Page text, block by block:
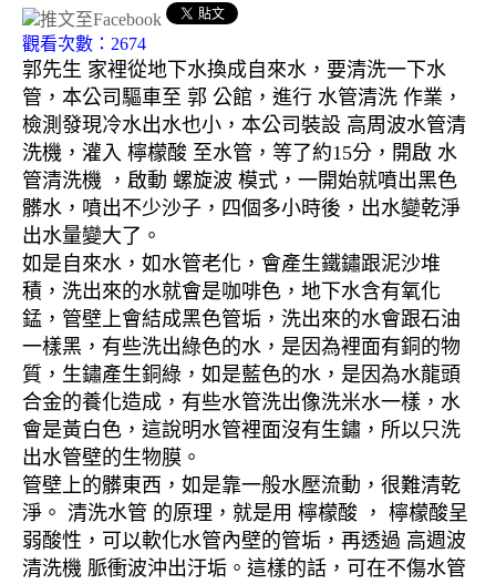
觀看次數：2674
郭先生 家裡從地下水換成自來水，要清洗一下水
管，本公司驅車至 郭 公館，進行 水管清洗 作業，
檢測發現冷水出水也小，本公司裝設 高周波水管清
洗機，灌入 檸檬酸 至水管，等了約15分，開啟 水
管清洗機 ，啟動 螺旋波 模式，一開始就噴出黑色
髒水，噴出不少沙子，四個多小時後，出水變乾淨
出水量變大了。
如是自來水，如水管老化，會產生鐵鏽跟泥沙堆
積，洗出來的水就會是咖啡色，地下水含有氧化
錳，管壁上會結成黑色管垢，洗出來的水會跟石油
一樣黑，有些洗出綠色的水，是因為裡面有銅的物
質，生鏽產生銅綠，如是藍色的水，是因為水龍頭
合金的養化造成，有些水管洗出像洗米水一樣，水
會是黃白色，這說明水管裡面沒有生鏽，所以只洗
出水管壁的生物膜。
管壁上的髒東西，如是靠一般水壓流動，很難清乾
淨。 清洗水管 的原理，就是用 檸檬酸 ， 檸檬酸呈
弱酸性，可以軟化水管內壁的管垢，再透過 高週波
清洗機 脈衝波沖出汙垢。這樣的話，可在不傷水管